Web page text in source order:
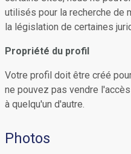
utilisés pour la recherche de
la législation de certaines
Propriété du profil
Votre profil doit être créé
ne pouvez pas vendre
à quelqu'un d'autre.
Photos